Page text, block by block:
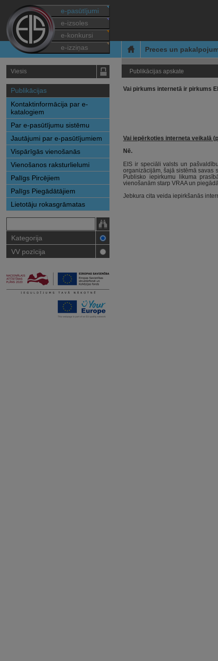
e-pasūtījumi
e-izsoles
e-konkursi
e-izziņas
Preces un
Viesis
Publikācijas
Kontaktinformācija par e-
katalogiem
Par e-pasūtījumu sistēmu
Jautājumi par e-pasūtījumiem
Vispārīgās vienošanās
Vienošanos raksturlielumi
Palīgs Pircējiem
Palīgs Piegādātājiem
Lietotāju rokasgrāmatas
Kategorija
VV pozīcija
Publikācijas apskate
Vai pirkums internetā ir pirkums
Vai iepērkoties interneta veikalā
Nē.
EIS ir speciāli valsts un
organizācijām, šajā sistēmā savas
Publisko iepirkumu likuma
vienošanām starp VRAA un
Jebkura cita veida iepirkšanās